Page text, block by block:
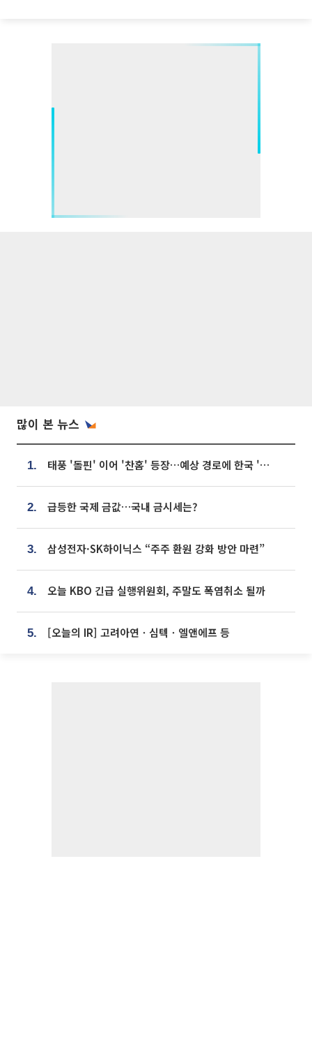
많이 본 뉴스
1. 태풍 '돌핀' 이어 '찬홈' 등장…예상 경로에 한국 '한숨'
2. 급등한 국제 금값…국내 금시세는?
3. 삼성전자·SK하이닉스 “주주 환원 강화 방안 마련”
4. 오늘 KBO 긴급 실행위원회, 주말도 폭염취소 될까
5. [오늘의 IR] 고려아연ㆍ심텍ㆍ엘앤에프 등